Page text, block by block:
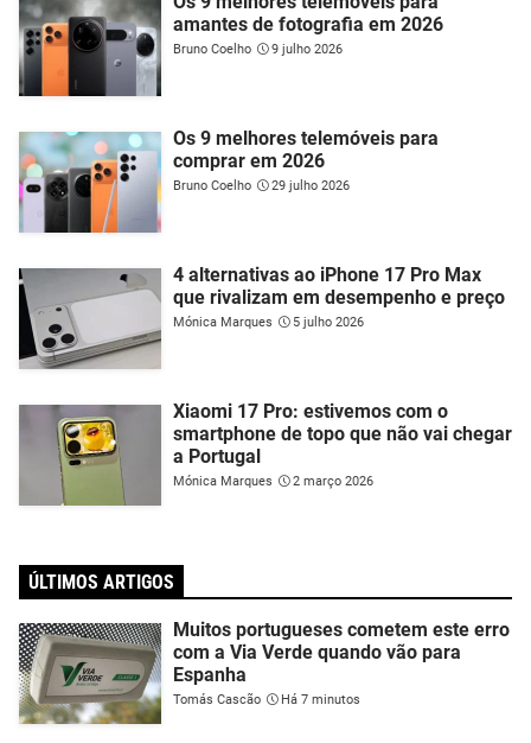
amantes de fotografia em 2026
Bruno Coelho 9 julho 2026
Os 9 melhores telemóveis para
comprar em 2026
Bruno Coelho 29 julho 2026
4 alternativas ao iPhone 17 Pro Max
que rivalizam em desempenho e preço
Mónica Marques 5 julho 2026
Xiaomi 17 Pro: estivemos com o
smartphone de topo que não vai chegar
a Portugal
Mónica Marques 2 março 2026
ÚLTIMOS ARTIGOS
Muitos portugueses cometem este erro
com a Via Verde quando vão para
Espanha
Tomás Cascão Há 7 minutos